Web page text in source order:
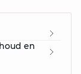
en